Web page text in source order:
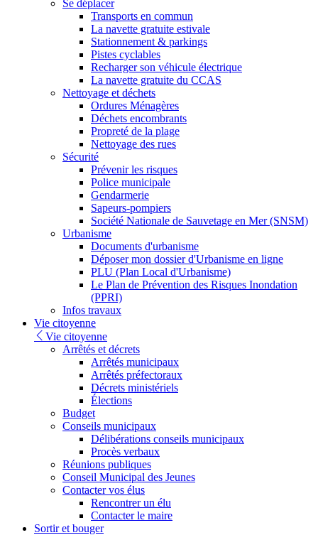
Se déplacer
Transports en commun
La navette gratuite estivale
Stationnement & parkings
Pistes cyclables
Recharger son véhicule électrique
La navette gratuite du CCAS
Nettoyage et déchets
Ordures Ménagères
Déchets encombrants
Propreté de la plage
Nettoyage des rues
Sécurité
Prévenir les risques
Police municipale
Gendarmerie
Sapeurs-pompiers
Société Nationale de Sauvetage en Mer (SNSM)
Urbanisme
Documents d'urbanisme
Déposer mon dossier d'Urbanisme en ligne
PLU (Plan Local d'Urbanisme)
Le Plan de Prévention des Risques Inondation
(PPRI)
Infos travaux
Vie citoyenne
Vie citoyenne
Arrêtés et décrets
Arrêtés municipaux
Arrêtés préfectoraux
Décrets ministériels
Élections
Budget
Conseils municipaux
Délibérations conseils municipaux
Procès verbaux
Réunions publiques
Conseil Municipal des Jeunes
Contacter vos élus
Rencontrer un élu
Contacter le maire
Sortir et bouger